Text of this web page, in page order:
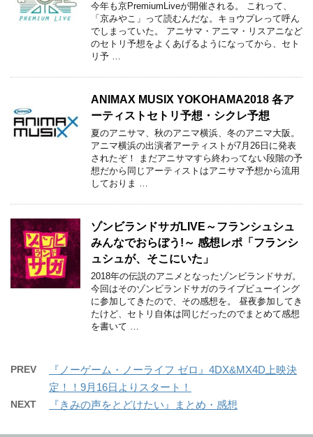
今年も京PremiumLiveが開催される。 これって、
「京みやこ」って読むんだな。キョウプレって呼ん
でしまっていた。 アニサマ・アニマ・リスアニなど
のセトリ予想をよくあげるようになってから、セト
リ予 …
ANIMAX MUSIX YOKOHAMA2018 各ア
ーティストセトリ予想・シクレ予想
夏のアニサマ、秋のアニマ横浜、冬のアニマ大阪。
アニマ横浜の出演者アーティストが7月26日に発表
されたぞ！ まだアニサマすら終わってない段階の予
想だから同じアーティストはアニサマ予想から流用
しておりま …
ゾンビランドサガLIVE～フランシュシュ
みんなでおらぼう!～ 感想レポ「フランシ
ュシュが、そこにいた」
2018年の伝説のアニメとなったゾンビランドサガ。
今回はそのゾンビランドサガのライブビューイング
に参加してきたので、その感想を。 昼夜参加してき
たけど、セトリ自体は同じだったのでまとめて感想
を書いて …
PREV
『ノーゲーム・ノーライフ ゼロ』4DX&MX4D上映決
定！！9月16日よりスタート！
NEXT 『きみの声をとどけたい』まとめ・感想